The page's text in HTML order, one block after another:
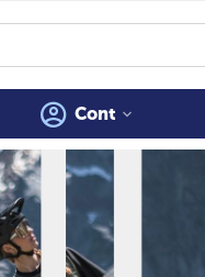
Cont